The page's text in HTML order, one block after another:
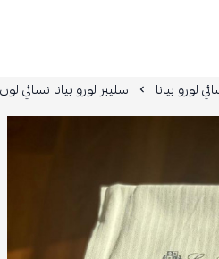
لورو بيانا سليبر لورو بيانا نسائي